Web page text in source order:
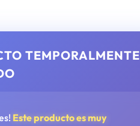
TEMPORALMENTE
Este producto es muy